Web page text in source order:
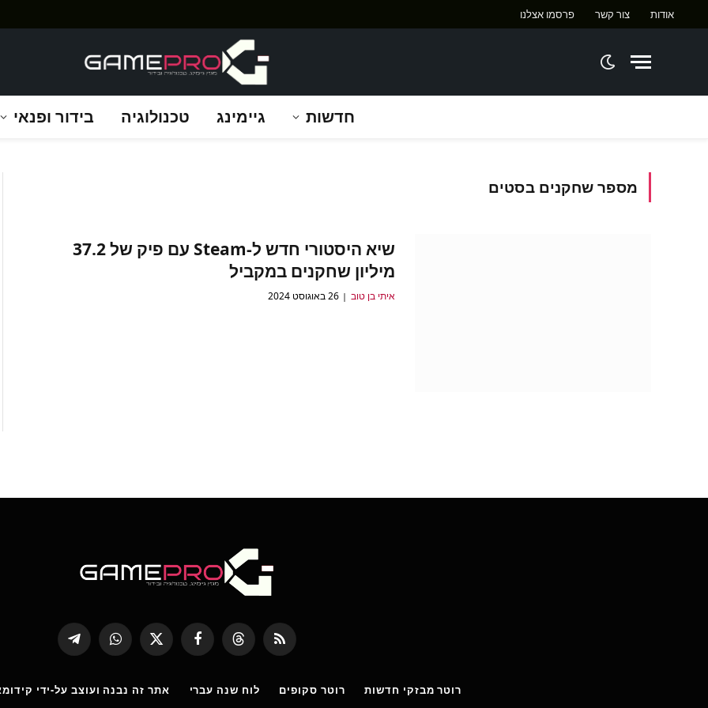
אודות צור קשר פרסמו אצלנו
חדשות גיימינג טכנולוגיה בידור ופנאי
מספר שחקנים בסטים
שיא היסטורי חדש ל-Steam עם פיק של 37.2
מיליון שחקנים במקביל
איתי בן טוב 26 באוגוסט 2024
RSS
Threads פייסבוק
X
(טוויטר)
WhatsApp
Telegram
רוטר מבזקי חדשות רוטר סקופים לוח שנה עברי אתר זה נבנה ועוצב על-ידי